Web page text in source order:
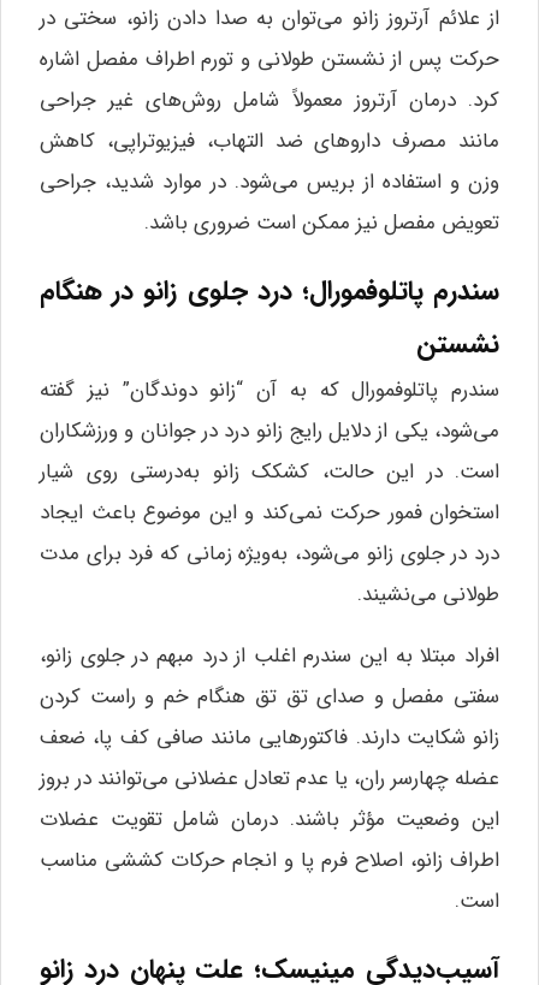
از علائم آرتروز زانو می‌توان به صدا دادن زانو، سختی در
حرکت پس از نشستن طولانی و تورم اطراف مفصل اشاره
کرد. درمان آرتروز معمولاً شامل روش‌های غیر جراحی
مانند مصرف داروهای ضد التهاب، فیزیوتراپی، کاهش
وزن و استفاده از بریس می‌شود. در موارد شدید، جراحی
تعویض مفصل نیز ممکن است ضروری باشد.
سندرم پاتلوفمورال؛ درد جلوی زانو در هنگام
نشستن
سندرم پاتلوفمورال که به آن “زانو دوندگان” نیز گفته
می‌شود، یکی از دلایل رایج زانو درد در جوانان و ورزشکاران
است. در این حالت، کشکک زانو به‌درستی روی شیار
استخوان فمور حرکت نمی‌کند و این موضوع باعث ایجاد
درد در جلوی زانو می‌شود، به‌ویژه زمانی که فرد برای مدت
طولانی می‌نشیند.
افراد مبتلا به این سندرم اغلب از درد مبهم در جلوی زانو،
سفتی مفصل و صدای تق تق هنگام خم و راست کردن
زانو شکایت دارند. فاکتورهایی مانند صافی کف پا، ضعف
عضله چهارسر ران، یا عدم تعادل عضلانی می‌توانند در بروز
این وضعیت مؤثر باشند. درمان شامل تقویت عضلات
اطراف زانو، اصلاح فرم پا و انجام حرکات کششی مناسب
است.
آسیب‌دیدگی مینیسک؛ علت پنهان درد زانو